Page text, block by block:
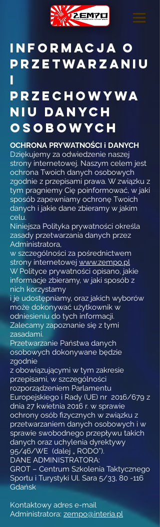
Informacja o
przetwarzaniu
i
przechowywa
niu danych
OSOBOWYCH
OCHRONA PRYWATNOŚCI i DANYCH
Dziękujemy za odwiedzenie naszej
strony internetowej. Naszym celem jest
ochrona Twoich danych osobowych
zgodnie z przepisami prawa. W związku z
tym pragniemy Cię poinformować, w jaki
sposób zapewniamy ochronę Twoich
danych i jakie dane zbieramy w jakim
celu.
Niniejsza Polityka prywatności określa
zasady przetwarzania danych przez
Administratora,
w szczególności za pośrednictwem
strony internetowej www.zempo.pl
W Polityce prywatności opisano, jakie
informacje zbieramy, w jaki sposób z
nich korzystamy
i je udostępniamy, oraz jakich wyborów
może dokonywać użytkownik w
odniesieniu do tych informacji.
Zalecamy zapoznanie się z tymi
zasadami.
Przetwarzanie Państwa danych
osobowych dokonywane będzie
zgodnie
z obowiązującymi w tym zakresie
przepisami, w szczególności
rozporządzeniem Parlamentu
Europejskiego i Rady (UE) nr 2016/679 z
dnia 27 kwietnia 2016 r. w sprawie
ochrony osób fizycznych w związku z
przetwarzaniem danych osobowych i w
sprawie swobodnego przepływu takich
danych oraz uchylenia dyrektywy
95/46/WE (dalej „ RODO”).
DANE ADMINISTRATORA:
GROT – Centrum Szkolenia Taktycznego
Sportu i Turystyki Ul. Sara 5/33, 80 -116
Gdańsk
Kontaktowy adres e-mail
Administratora: zempo@interia.pl